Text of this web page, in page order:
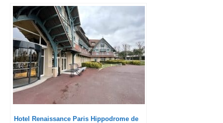
Hotel Renaissance Paris Hippodrome de